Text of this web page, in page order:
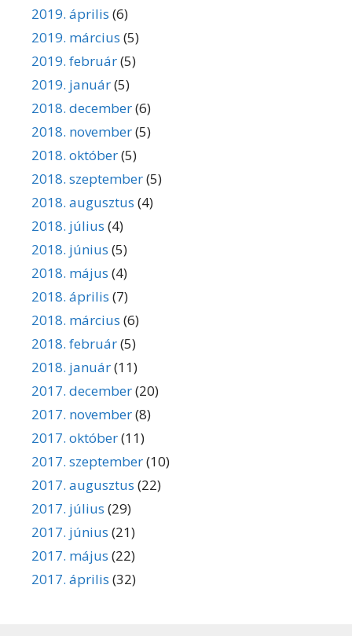
2019. április (6)
2019. március (5)
2019. február(5)
2019. január(5)
2018. december(6)
2018. november(5)
2018. október(5)
2018. szeptember(5)
2018. augusztus (4)
2018. július (4)
2018. június (5)
2018. május (4)
2018. április (7)
2018. március (6)
2018. február(5)
2018. január(11)
2017. december(20)
2017. november(8)
2017. október(11)
2017. szeptember(10)
2017. augusztus (22)
2017. július (29)
2017. június (21)
2017. május (22)
2017. április (32)